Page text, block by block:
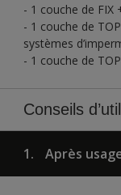
- 1 couche de FIX
- 1 couche de
systèmes
- 1 couche de
Conseils
1. Après